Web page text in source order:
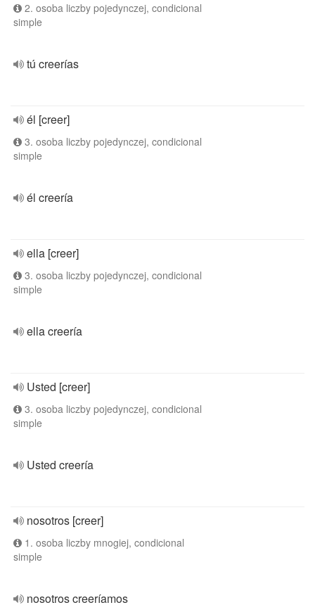
2. osoba liczby pojedynczej, condicional
simple
tú creerías
él [creer]
3. osoba liczby pojedynczej, condicional
simple
él creería
ella [creer]
3. osoba liczby pojedynczej, condicional
simple
ella creería
Usted [creer]
3. osoba liczby pojedynczej, condicional
simple
Usted creería
nosotros [creer]
1. osoba liczby mnogiej, condicional
simple
nosotros creeríamos